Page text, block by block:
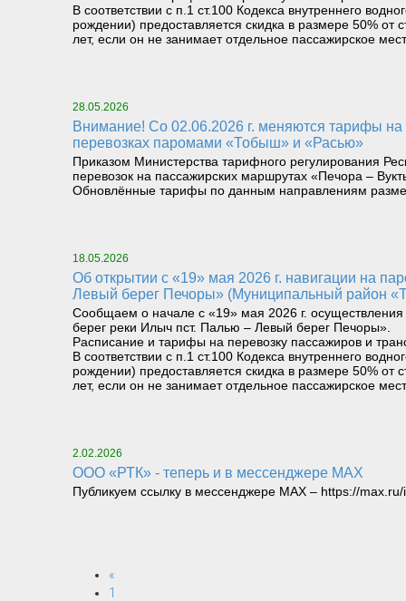
В соответствии с п.1 ст.100 Кодекса внутреннего
рождении) предоставляется скидка в размере 50% от
лет, если он не занимает отдельное пассажирское
28.05.2026
Внимание! Со 02.06.2026 г. меняются тарифы на пассажирских перевозках катерами «Николай Герасимов» и «Щугор», а также на грузопассажирских
перевозках паромами «Тобыш» и «Расью»
Приказом Министерства тарифного регулирования
перевозок на пассажирских маршрутах «Печора –
Обновлённые тарифы по данным направлениям
18.05.2026
Об открытии с «19» мая 2026 г. навигации на паромном маршруте «Правый берег реки Илыч пст. Усть-Илыч – Левый берег реки Илыч пст. Палью –
Левый берег Печоры» (Муниципальный район
Сообщаем о начале с «19» мая 2026 г.
берег реки Илыч пст. Палью – Левый берег Печоры».
Расписание и тарифы на перевозку пассажиров и
В соответствии с п.1 ст.100 Кодекса внутреннего
рождении) предоставляется скидка в размере 50% от
лет, если он не занимает отдельное пассажирское
2.02.2026
ООО «РТК» - теперь и в мессенджере MAX
Публикуем ссылку в мессенджере MAX – https://
«
1